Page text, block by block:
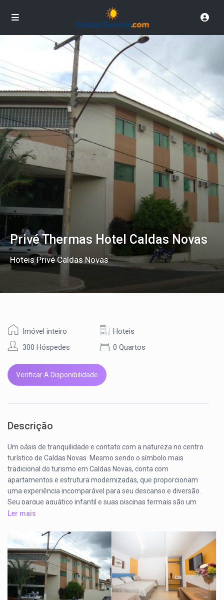
Privé Thermas Hotel Caldas Novas
Hoteis Privé Caldas Novas
Imóvel inteiro
Hoteis
300 Hóspedes
0 Quartos
Verificar A Disponibilidade
Descrição
Um oásis de tranquilidade e contato com a natureza no centro
turístico de Caldas Novas. Mesmo sendo o símbolo mais
tradicional do turismo em Caldas Novas, conta com
apartamentos e estrutura modernizadas, que proporcionam
uma experiência incomparável para seu descanso e diversão.
Seu parque aquático infantil e suas piscinas termais são um
convite para dias mágicos.
Quarto com ar condicionado, armário, cofre, banheiro privativo,
uma cama de casal e duas de solteiro (ver disponibilidade).
Acomoda confortavelmente quatro adultos. frigobar TV, ar
condicionado, telefone.
Ler mais